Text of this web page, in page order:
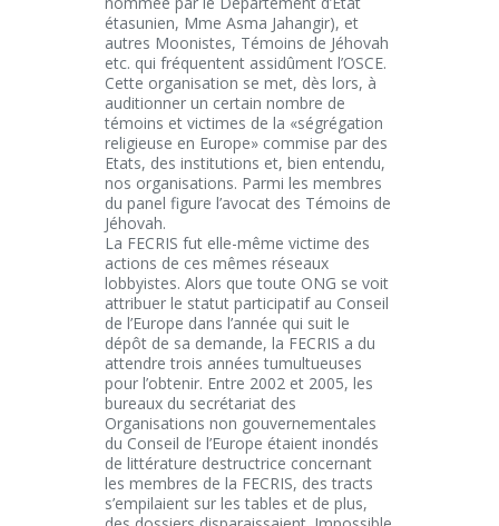
étasunien, Mme Asma Jahangir), et
autres Moonistes, Témoins de Jéhovah
etc. qui fréquentent assidûment l’OSCE.
Cette organisation se met, dès lors, à
auditionner un certain nombre de
témoins et victimes de la «ségrégation
religieuse en Europe» commise par des
Etats, des institutions et, bien entendu,
nos organisations. Parmi les membres
du panel figure l’avocat des Témoins de
Jéhovah.
La FECRIS fut elle-même victime des
actions de ces mêmes réseaux
lobbyistes. Alors que toute ONG se voit
attribuer le statut participatif au Conseil
de l’Europe dans l’année qui suit le
dépôt de sa demande, la FECRIS a du
attendre trois années tumultueuses
pour l’obtenir. Entre 2002 et 2005, les
bureaux du secrétariat des
Organisations non gouvernementales
du Conseil de l’Europe étaient inondés
de littérature destructrice concernant
les membres de la FECRIS, des tracts
s’empilaient sur les tables et de plus,